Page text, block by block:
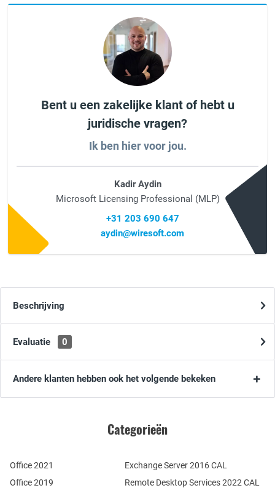
Bent u een zakelijke klant of hebt u
juridische vragen?
Ik ben hier voor jou.
Kadir Aydin
Microsoft Licensing Professional (MLP)
+31 203 690 647
aydin@wiresoft.com
Beschrijving
Evaluatie 0
Andere klanten hebben ook het volgende bekeken
Categorieën
Office 2021
Office 2019
Remote Desktop Services 2022 CAL
Exchange Server 2016 CAL